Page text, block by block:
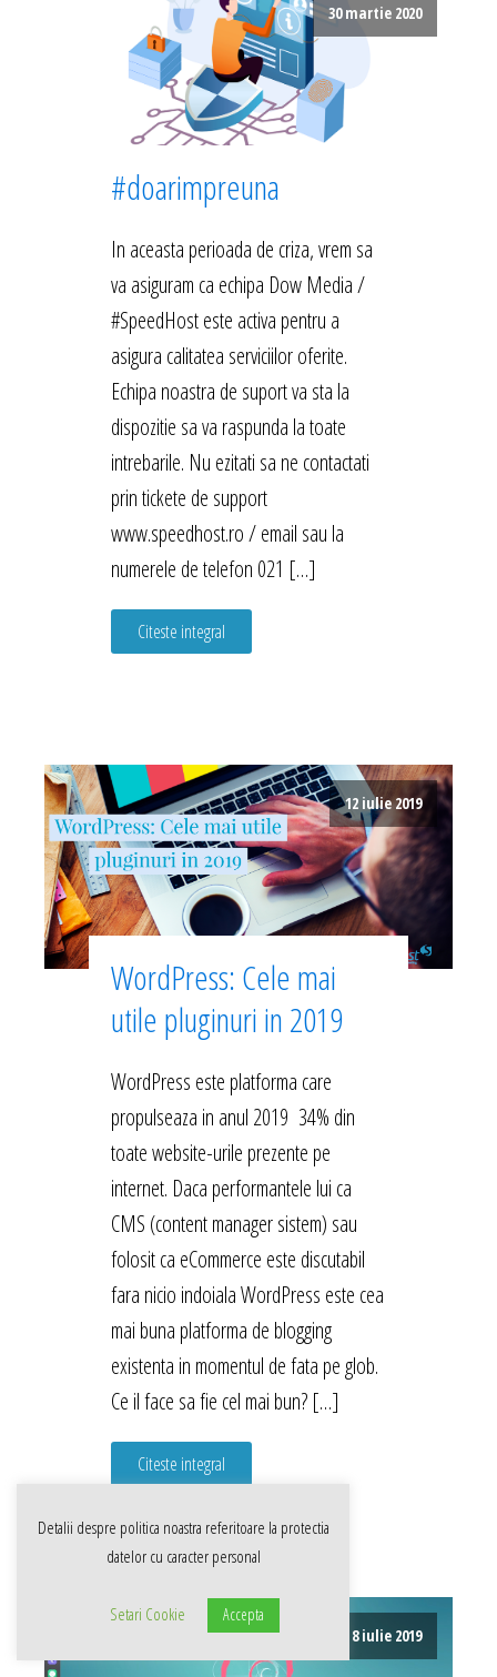
30 martie 2020
#doarimpreuna
In aceasta perioada de criza, vrem sa
va asiguram ca echipa Dow Media /
#SpeedHost este activa pentru a
asigura calitatea serviciilor oferite.
Echipa noastra de suport va sta la
dispozitie sa va raspunda la toate
intrebarile. Nu ezitati sa ne contactati
prin tickete de support
www.speedhost.ro / email sau la
numerele de telefon 021 […]
Citeste integral
12 iulie 2019
WordPress: Cele mai
utile pluginuri in 2019
WordPress este platforma care
propulseaza in anul 2019 34% din
toate website-urile prezente pe
internet. Daca performantele lui ca
CMS (content manager sistem) sau
folosit ca eCommerce este discutabil
fara nicio indoiala WordPress este cea
mai buna platforma de blogging
existenta in momentul de fata pe glob.
Ce il face sa fie cel mai bun? […]
Citeste integral
8 iulie 2019
Detalii despre politica noastra referitoare la protectia
datelor cu caracter personal
Setari Cookie Accepta